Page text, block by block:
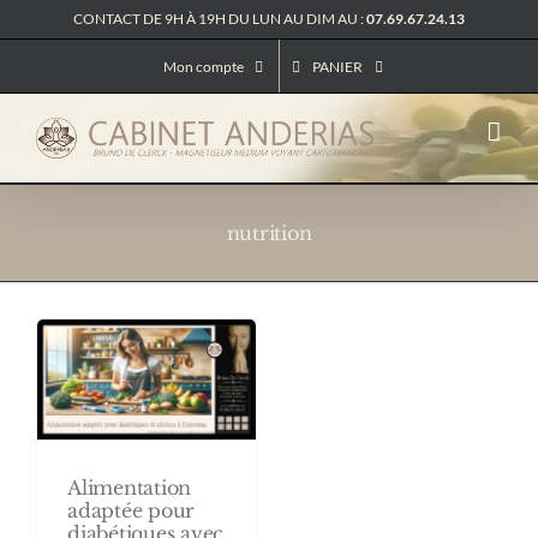
au
CONTACT DE 9H À 19H DU LUN AU DIM AU :07.69.67.24.13
Mon compte PANIER
nutrition
Alimentation
adaptée pour